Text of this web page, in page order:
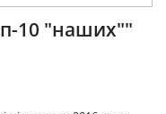
10 "наших""